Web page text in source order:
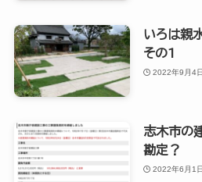
いろは親
その1
2022年9月4日
志木市の
勘定？
2022年6月1日